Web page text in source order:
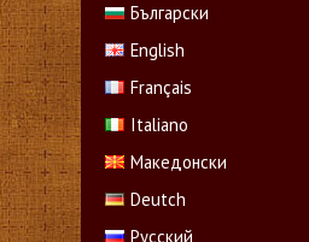
Български
English
Français
Italiano
Македонски
Deutch
Русский